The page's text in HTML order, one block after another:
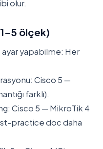
olur.
5 ölçek)
yapabilme: Her
Cisco 5 —
farklı).
Cisco 5 — MikroTik 4
practice doc daha